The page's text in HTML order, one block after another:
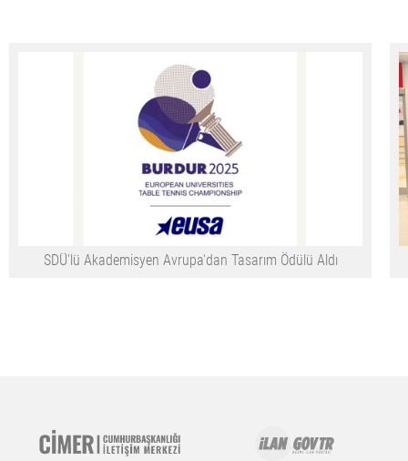
SDÜ'lü Akademisyen Avrupa'dan Tasarım Ödülü Aldı